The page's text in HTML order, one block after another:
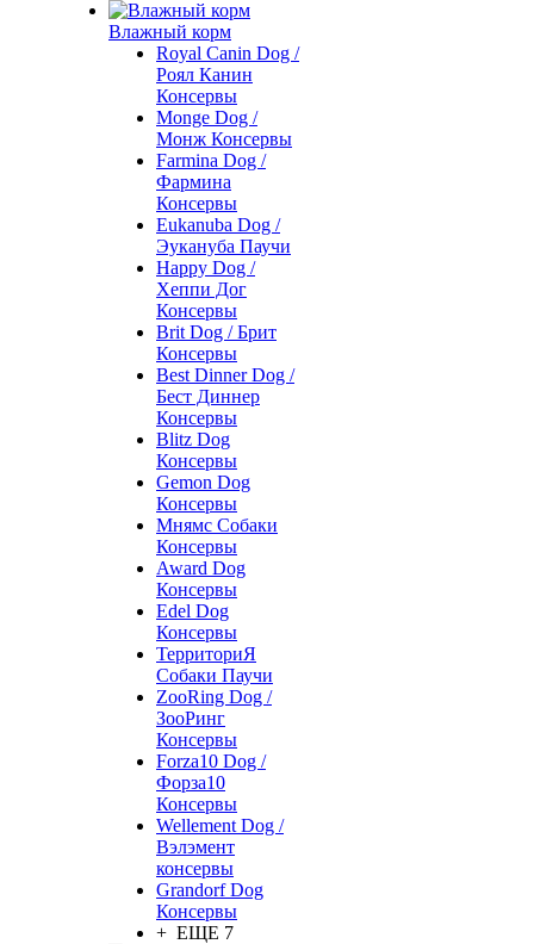
Влажный корм
Royal Canin Dog /
Роял Канин
Консервы
Monge Dog /
Монж Консервы
Farmina Dog /
Фармина
Консервы
Eukanuba Dog /
Эукануба Паучи
Happy Dog /
Хеппи Дог
Консервы
Brit Dog / Брит
Консервы
Best Dinner Dog /
Бест Диннер
Консервы
Blitz Dog
Консервы
Gemon Dog
Консервы
Мнямс Собаки
Консервы
Award Dog
Консервы
Edel Dog
Консервы
ТерриториЯ
Собаки Паучи
ZooRing Dog /
ЗооРинг
Консервы
Forza10 Dog /
Форза10
Консервы
Wellement Dog /
Вэлэмент
консервы
Grandorf Dog
Консервы
+ ЕЩЕ 7